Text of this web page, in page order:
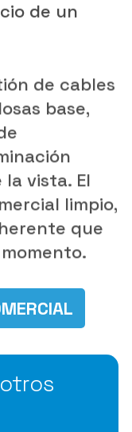
de un
de cables
base,
vista. El
limpio,
que